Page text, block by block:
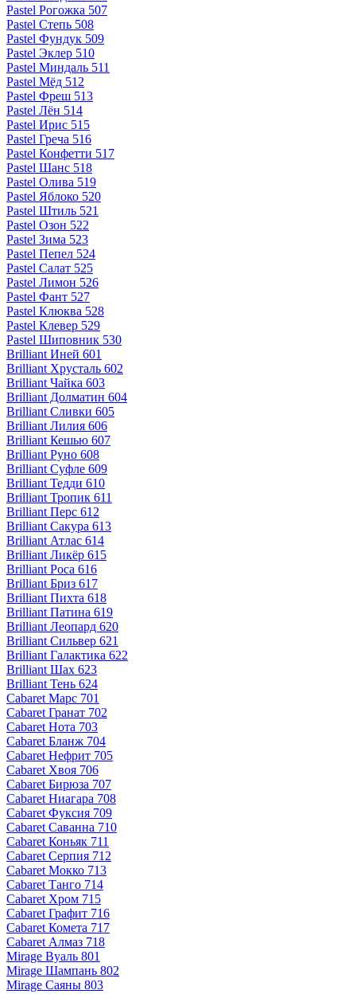
Pastel Рогожка 507
Pastel Степь 508
Pastel Фундук 509
Pastel Эклер 510
Pastel Миндаль 511
Pastel Мёд 512
Pastel Фреш 513
Pastel Лён 514
Pastel Ирис 515
Pastel Греча 516
Pastel Конфетти 517
Pastel Шанс 518
Pastel Олива 519
Pastel Яблоко 520
Pastel Штиль 521
Pastel Озон 522
Pastel Зима 523
Pastel Пепел 524
Pastel Салат 525
Pastel Лимон 526
Pastel Фант 527
Pastel Клюква 528
Pastel Клевер 529
Pastel Шиповник 530
Brilliant Иней 601
Brilliant Хрусталь 602
Brilliant Чайка 603
Brilliant Долматин 604
Brilliant Сливки 605
Brilliant Лилия 606
Brilliant Кешью 607
Brilliant Руно 608
Brilliant Суфле 609
Brilliant Тедди 610
Brilliant Тропик 611
Brilliant Перс 612
Brilliant Сакура 613
Brilliant Атлас 614
Brilliant Ликёр 615
Brilliant Роса 616
Brilliant Бриз 617
Brilliant Пихта 618
Brilliant Патина 619
Brilliant Леопард 620
Brilliant Сильвер 621
Brilliant Галактика 622
Brilliant Шах 623
Brilliant Тень 624
Cabaret Марс 701
Cabaret Гранат 702
Cabaret Нота 703
Cabaret Бланж 704
Cabaret Нефрит 705
Cabaret Хвоя 706
Cabaret Бирюза 707
Cabaret Ниагара 708
Cabaret Фуксия 709
Cabaret Саванна 710
Cabaret Коньяк 711
Cabaret Серпия 712
Cabaret Мокко 713
Cabaret Танго 714
Cabaret Хром 715
Cabaret Графит 716
Cabaret Комета 717
Cabaret Алмаз 718
Mirage Вуаль 801
Mirage Шампань 802
Mirage Саяны 803